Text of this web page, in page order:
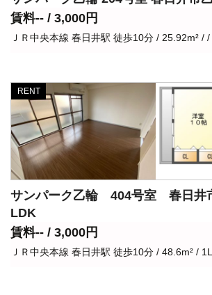
賃料-- / 3,000円
ＪＲ中央本線 春日井駅 徒歩10分 / 25.92m² /
RENT
サンパーク乙輪 404号室 春日井
LDK
賃料-- / 3,000円
ＪＲ中央本線 春日井駅 徒歩10分 / 48.6m² /